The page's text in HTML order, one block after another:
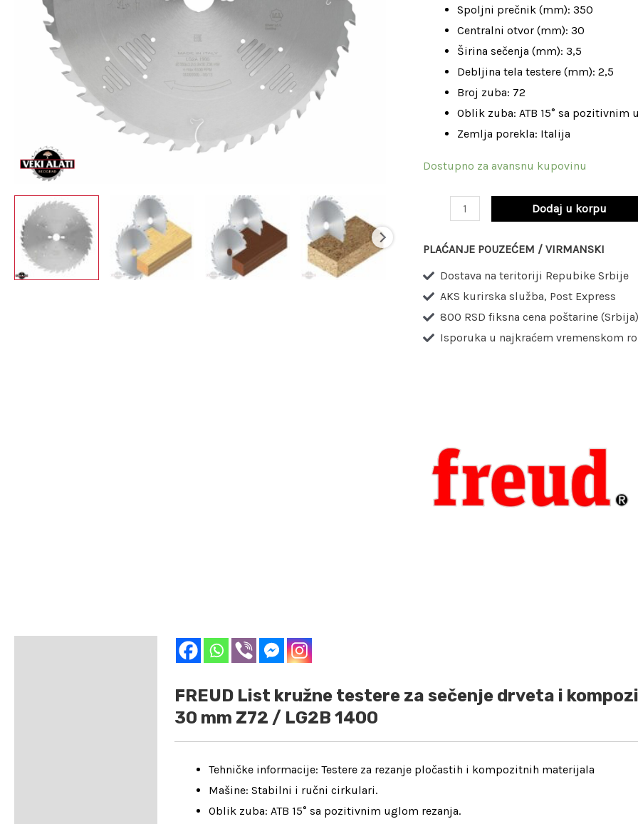
Spoljni prečnik (mm): 350
Centralni otvor (mm): 30
Širina sečenja (mm): 3,5
Debljina tela testere (mm): 2,5
Broj zuba: 72
Oblik zuba: ATB 15° sa pozitivnim
Zemlja porekla: Italija
Dostupno za avansnu kupovinu
materijala
30
LG2B
1400
količina
Dodaj u korpu
PLAĆANJE POUZEĆEM / VIRMANSKI
Dostava na teritoriji Repubike Srbije
AKS kurirska služba, Post Express
800 RSD fiksna cena poštarine (Srbija)
Isporuka u najkraćem vremenskom
FREUD List kružne testere za sečenje drveta i
30 mm Z72 / LG2B 1400
Tehničke informacije: Testere za rezanje pločastih i kompozitnih materijala
Mašine: Stabilni i ručni cirkulari.
Oblik zuba: ATB 15° sa pozitivnim uglom rezanja.